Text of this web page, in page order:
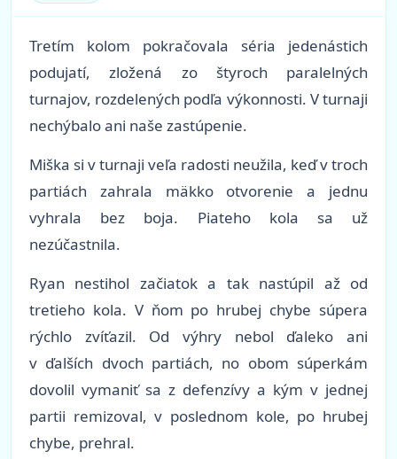
Tretím kolom pokračovala séria jedenástich
podujatí, zložená zo štyroch paralelných
turnajov, rozdelených podľa výkonnosti. V turnaji
nechýbalo ani naše zastúpenie.
Miška si v turnaji veľa radosti neužila, keď v troch
partiách zahrala mäkko otvorenie a jednu
vyhrala bez boja. Piateho kola sa už
nezúčastnila.
Ryan nestihol začiatok a tak nastúpil až od
tretieho kola. V ňom po hrubej chybe súpera
rýchlo zvíťazil. Od výhry nebol ďaleko ani
v ďalších dvoch partiách, no obom súperkám
dovolil vymaniť sa z defenzívy a kým v jednej
partii remizoval, v poslednom kole, po hrubej
chybe, prehral.